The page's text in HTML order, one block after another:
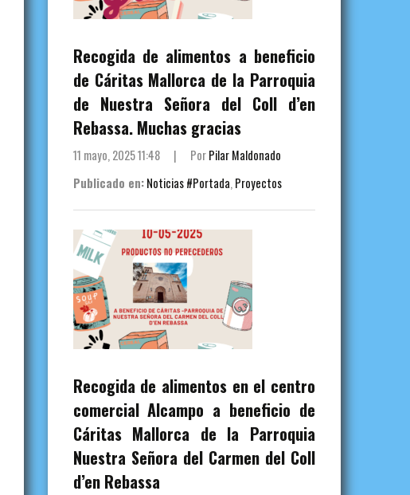
Recogida de alimentos a beneficio
de Cáritas Mallorca de la Parroquia
de Nuestra Señora del Coll d’en
Rebassa. Muchas gracias
11 mayo, 2025 11:48 | PorPilar Maldonado
Publicado en: Noticias #Portada, Proyectos
Recogida de alimentos en el centro
comercial Alcampo a beneficio de
Cáritas Mallorca de la Parroquia
Nuestra Señora del Carmen del Coll
d’en Rebassa